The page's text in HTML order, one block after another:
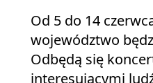
Od 5 do 14
województwo
Odbędą się
interesującymi